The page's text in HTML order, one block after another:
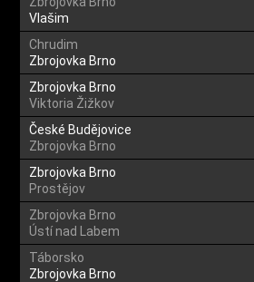
Vlašim
Chrudim
Zbrojovka Brno
Zbrojovka Brno
Viktoria Žižkov
České Budějovice
Zbrojovka Brno
Zbrojovka Brno
Prostějov
Zbrojovka Brno
Ústí nad Labem
Táborsko
Zbrojovka Brno